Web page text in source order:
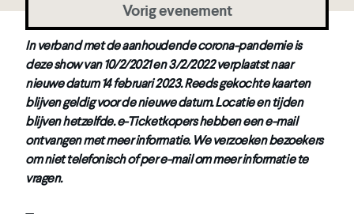
Vorig evenement
In verband met de aanhoudende corona-pandemie is
deze show van 10/2/2021 en 3/2/2022 verplaatst naar
nieuwe datum 14 februari 2023. Reeds gekochte kaarten
blijven geldig voor de nieuwe datum. Locatie en tijden
blijven hetzelfde. e-Ticketkopers hebben een e-mail
ontvangen met meer informatie. We verzoeken bezoekers
om niet telefonisch of per e-mail om meer informatie te
vragen.
—